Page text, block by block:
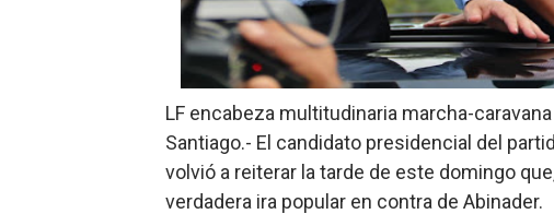
Tribunal Superior Administrativo
JCE flexibiliza renovación de
Restaurante Amigos es
Banco Popular escala 17
LF encabeza multitudinaria marcha-
Santiago.- El candidato presidencial del
volvió a reiterar la tarde de este domingo
verdadera ira popular en contra de Abinader.